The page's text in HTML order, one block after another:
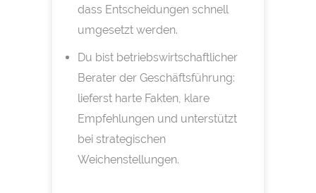
dass Entscheidungen schnell
umgesetzt werden.
Du bist betriebswirtschaftlicher
Berater der Geschäftsführung:
lieferst harte Fakten, klare
Empfehlungen und unterstützt
bei strategischen
Weichenstellungen.